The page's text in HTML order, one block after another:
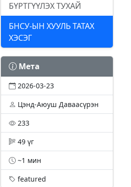
БҮРТГҮҮЛЭХ ТУХАЙ
БНСУ-ЫН ХУУЛЬ ТАТАХ
ХЭСЭГ
Мета
2026-03-23
Цэнд-Аюуш Даваасүрэн
233
49 үг
~1 мин
featured